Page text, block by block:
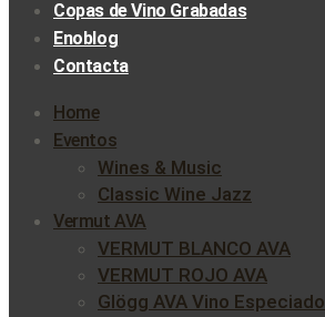
Copas de Vino Grabadas
Enoblog
Contacta
Home
Eventos
Wines & Music
Classic Wine Jazz
Vermut AVA
VERMUT BLANCO AVA
VERMUT ROJO AVA
Glögg AVA Vino Especiado